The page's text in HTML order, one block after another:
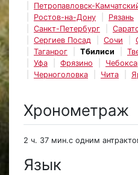
Петропавловск-
Ростов-на-Дону
Рязань
Санкт-Петербург
Сергиев Посад
Сочи
Таганрог
Тбилиси
Уфа
Фрязино
Черноголовка
Чита
Хронометраж
2 ч. 37 мин.с одним
Язык